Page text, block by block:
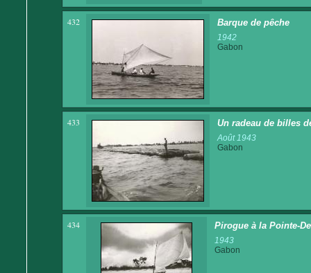
432 Barque de pêche
1942
Gabon
433 Un radeau de billes
Août 1943
Gabon
434 Pirogue à la Pointe-
1943
Gabon